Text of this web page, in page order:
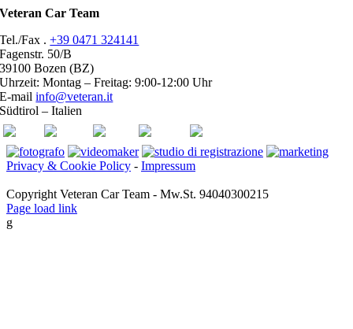
Veteran Car Team
Tel./Fax .+39 0471 324141
Fagenstr. 50/B
39100 Bozen (BZ)
Uhrzeit: Montag – Freitag: 9:00-12:00 Uhr
E-mailinfo@veteran.it
Südtirol – Italien
ASI
FIVA ACI youtube facebook
Privacy & Cookie Policy - Impressum
Copyright Veteran Car Team - Mw.St. 94040300215
Page load link
g